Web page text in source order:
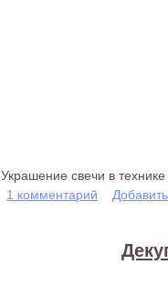
Украшение свечи в
1 комментарий